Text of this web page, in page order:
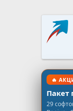
🔥
Пакет
29